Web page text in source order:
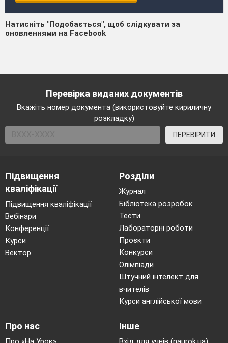
Натисніть "Подобається", щоб слідкувати за
оновленнями на Facebook
Перевірка виданих документів
Вкажіть номер документа (використовуйте кириличну
розкладку)
ПЕРЕВІРИТИ
Підвищення
кваліфікації
Підвищення кваліфікації
Вебінари
Конференції
Курси
Вектор
Розділи
Журнал
Бібліотека розробок
Тести
Лабораторні роботи
Проєкти
Конкурси
Олімпіади
Штучний інтелект для
вчителів
Курси англійської мови
Про нас Інше